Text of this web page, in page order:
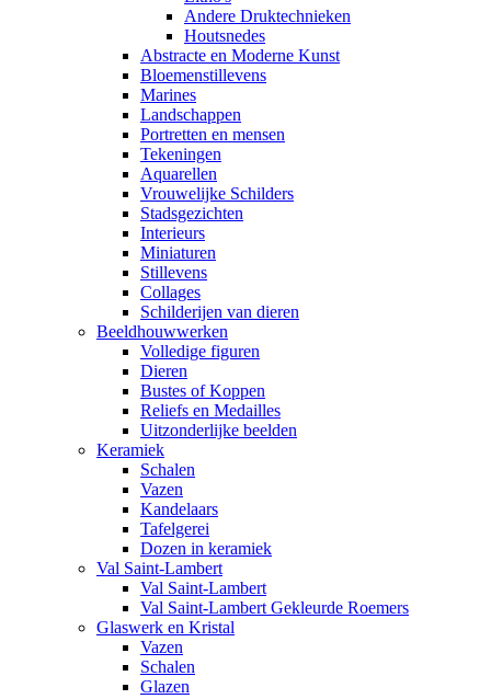
Andere Druktechnieken
Houtsnedes
Abstracte en Moderne Kunst
Bloemenstillevens
Marines
Landschappen
Portretten en mensen
Tekeningen
Aquarellen
Vrouwelijke Schilders
Stadsgezichten
Interieurs
Miniaturen
Stillevens
Collages
Schilderijen van dieren
Beeldhouwwerken
Volledige figuren
Dieren
Bustes of Koppen
Reliefs en Medailles
Uitzonderlijke beelden
Keramiek
Schalen
Vazen
Kandelaars
Tafelgerei
Dozen in keramiek
Val Saint-Lambert
Val Saint-Lambert
Val Saint-Lambert Gekleurde Roemers
Glaswerk en Kristal
Vazen
Schalen
Glazen